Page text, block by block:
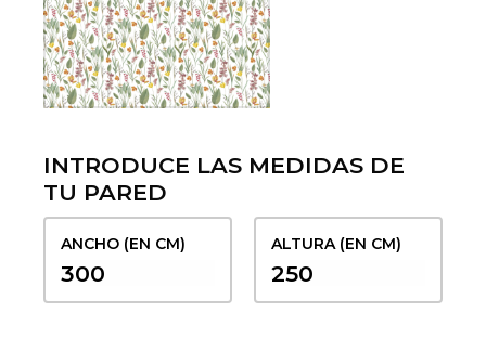
INTRODUCE LAS MEDIDAS DE
TU PARED
ANCHO (EN CM) ALTURA (EN CM)